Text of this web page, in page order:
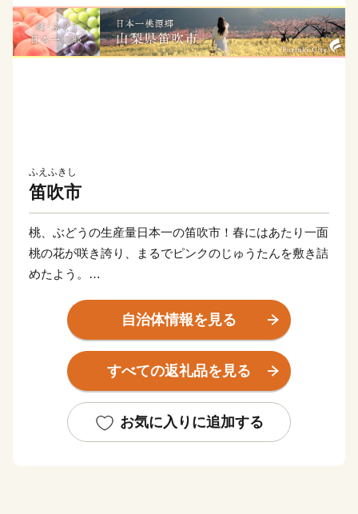
ふえふきし
笛吹市
桃、ぶどうの生産量日本一の笛吹市！春にはあたり一面
桃の花が咲き誇り、まるでピンクのじゅうたんを敷き詰
めたよう。
す！遊びつかれた後は関東有数の石和温泉で疲れを癒し
ていただき、心身ともにリフレッシュしてください！
特に当市のオススメは、子供から大人まで大人気のシャ
インマスカットです。その他、一年を通じて笛吹市の魅
自治体情報を見る
すべての返礼品を見る
お気に入りに追加する